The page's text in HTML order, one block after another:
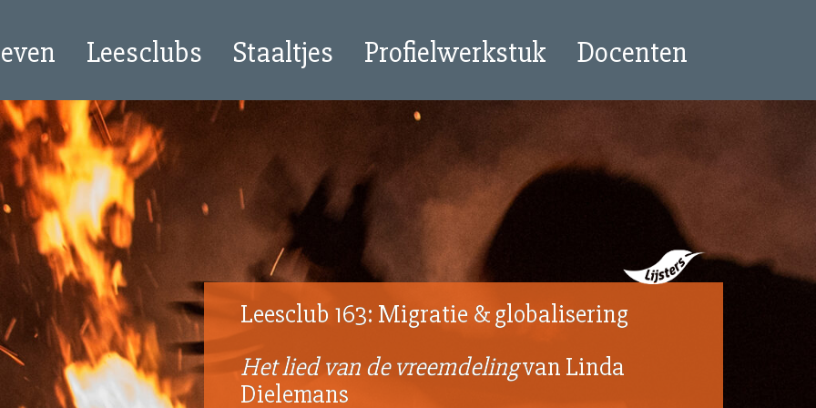
Leesclubs Staaltjes Profielwerkstuk Docenten
Leesclub 163: Migratie & globalisering
Het lied van de vreemdelingvan Linda
Dielemans